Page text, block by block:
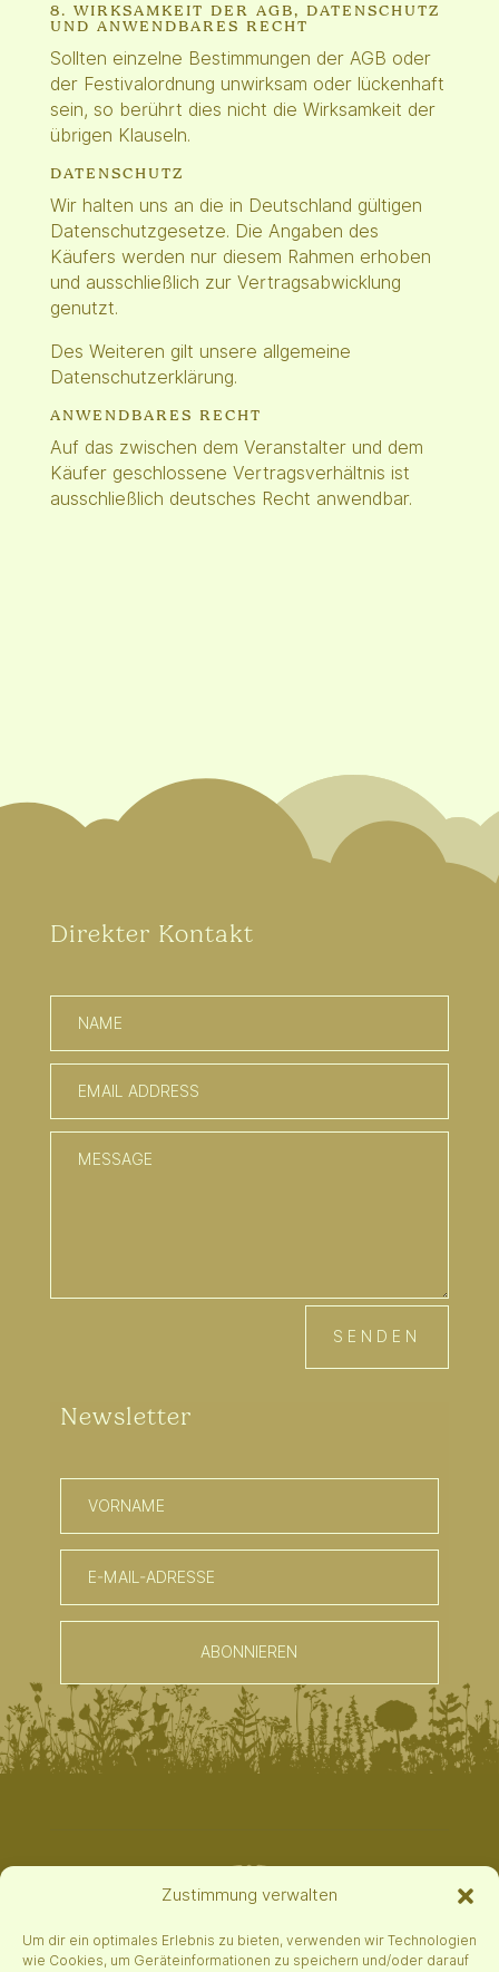
Zustimmung verwalten
Um dir ein optimales Erlebnis zu bieten, verwenden wir Technologien
wie Cookies, um Geräteinformationen zu speichern und/oder darauf
8. WIRKSAMKEIT DER AGB, DATENSCHUTZ
UND ANWENDBARES RECHT
Sollten einzelne Bestimmungen der AGB oder
der Festivalordnung unwirksam oder lückenhaft
sein, so berührt dies nicht die Wirksamkeit der
übrigen Klauseln.
DATENSCHUTZ
Wir halten uns an die in Deutschland gültigen
Datenschutzgesetze. Die Angaben des
Käufers werden nur diesem Rahmen erhoben
und ausschließlich zur Vertragsabwicklung
genutzt.
Des Weiteren gilt unsere allgemeine
Datenschutzerklärung.
ANWENDBARES RECHT
Auf das zwischen dem Veranstalter und dem
Käufer geschlossene Vertragsverhältnis ist
ausschließlich deutsches Recht anwendbar.
Direkter Kontakt
SENDEN
Newsletter
ABONNIEREN